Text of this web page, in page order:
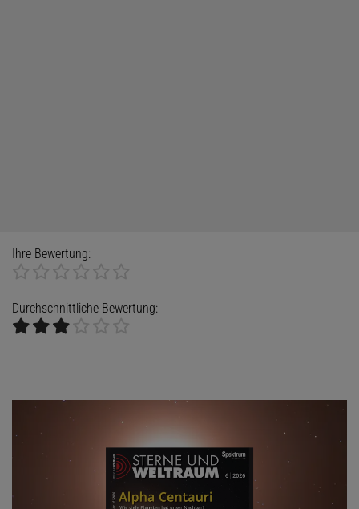
Ihre Bewertung:
Durchschnittliche Bewertung: